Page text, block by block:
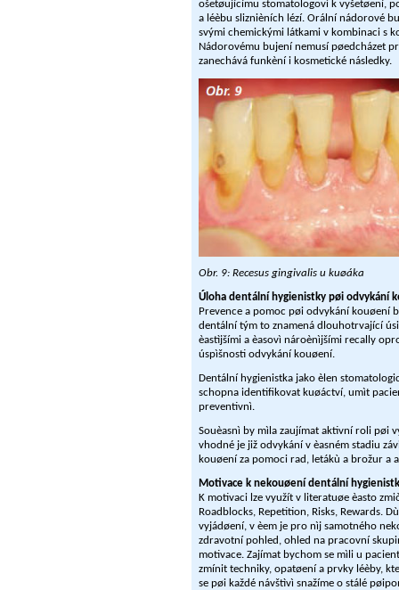
ošetøujícímu stomatologovi k vyšetøení,
a léèbu sliznièních lézí. Orální nádorové
svými chemickými látkami v kombinaci s
Nádorovému bujení nemusí pøedcházet
zanechává funkèní i kosmetické následky.
Obr. 9: Recesus gingivalis u kuøáka
Úloha dentální hygienistky pøi odvykání
Prevence a pomoc pøi odvykání kouøení
dentální tým to znamená dlouhotrvající
èastìjšími a èasovì nároènìjšími recally
úspìšnosti odvykání kouøení.
Dentální hygienistka jako èlen
schopna identifikovat kuøáctví, umìt
preventivnì.
Souèasnì by mìla zaujímat aktivní roli pøi
vhodné je již odvykání v èasném stadiu
kouøení za pomoci rad, letákù a brožur a
Motivace k nekouøení dentální
K motivaci lze využít v literatuøe èasto
Roadblocks, Repetition, Risks, Rewards.
vyjádøení, v èem je pro nìj samotného
zdravotní pohled, ohled na pracovní
motivace. Zajímat bychom se mìli u
zmínit techniky, opatøení a prvky léèby,
se pøi každé návštìvì snažíme o stálé